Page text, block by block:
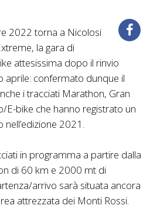
2022 torna a Nicolosi
la gara di
attesissima dopo il rinvio
aprile: confermato dunque il
i tracciati Marathon, Gran
E-bike che hanno registrato un
2021.
in programma a partire dalla
di 60 km e 2000 mt di
arrivo sarà situata ancora
attrezzata dei Monti Rossi.